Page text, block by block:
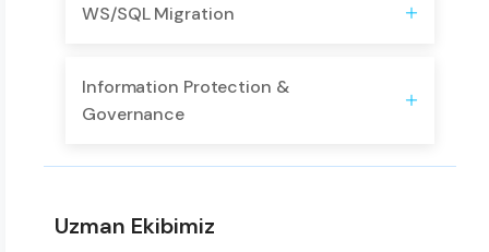
WS/SQL Migration
Information Protection &
Governance
Uzman Ekibimiz